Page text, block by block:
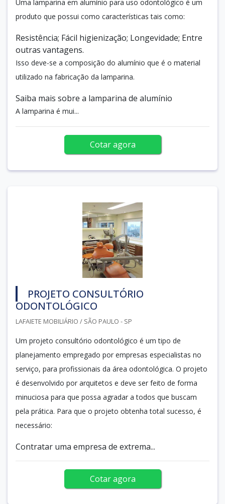
Uma lamparina em alumínio para uso odontológico é um
produto que possui como características tais como:
Resistência; Fácil higienização; Longevidade; Entre
outras vantagens.
Isso deve-se a composição do alumínio que é o material
utilizado na fabricação da lamparina.
Saiba mais sobre a lamparina de alumínio
A lamparina é mui...
Cotar agora
PROJETO CONSULTÓRIO
ODONTOLÓGICO
LAFAIETE MOBILIÁRIO / SÃO PAULO - SP
Um projeto consultório odontológico é um tipo de
planejamento empregado por empresas especialistas no
serviço, para profissionais da área odontológica. O projeto
é desenvolvido por arquitetos e deve ser feito de forma
minuciosa para que possa agradar a todos que buscam
pela prática. Para que o projeto obtenha total sucesso, é
necessário:
Contratar uma empresa de extrema...
Cotar agora